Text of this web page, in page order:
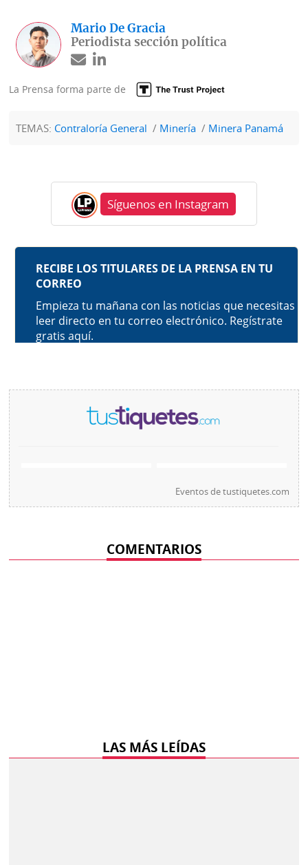
Mario De Gracia
Periodista sección política
La Prensa forma parte de
TEMAS: Contraloría General Minería Minera Panamá
Síguenos en Instagram
Eventos detustiquetes.com
COMENTARIOS
LAS MÁS LEÍDAS